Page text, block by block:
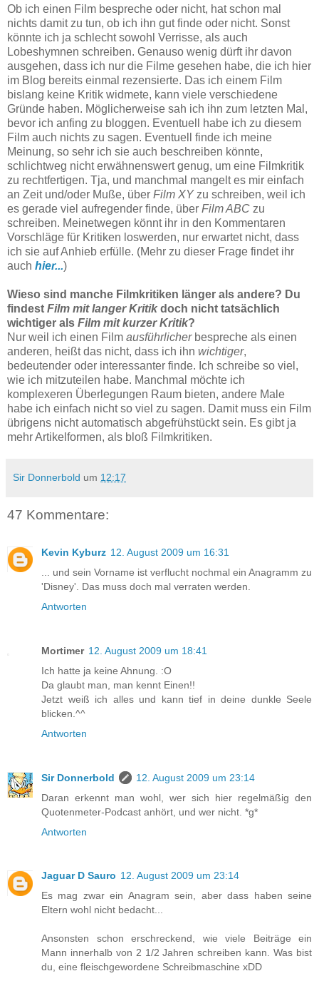
Ob ich einen Film bespreche oder nicht, hat schon mal
nichts damit zu tun, ob ich ihn gut finde oder nicht. Sonst
könnte ich ja schlecht sowohl Verrisse, als auch
Lobeshymnen schreiben. Genauso wenig dürft ihr davon
ausgehen, dass ich nur die Filme gesehen habe, die ich hier
im Blog bereits einmal rezensierte. Das ich einem Film
bislang keine Kritik widmete, kann viele verschiedene
Gründe haben. Möglicherweise sah ich ihn zum letzten Mal,
bevor ich anfing zu bloggen. Eventuell habe ich zu diesem
Film auch nichts zu sagen. Eventuell finde ich meine
Meinung, so sehr ich sie auch beschreiben könnte,
schlichtweg nicht erwähnenswert genug, um eine Filmkritik
zu rechtfertigen. Tja, und manchmal mangelt es mir einfach
an Zeit und/oder Muße, über Film XYzu schreiben, weil ich
es gerade viel aufregender finde, über Film ABC zu
schreiben. Meinetwegen könnt ihr in den Kommentaren
Vorschläge für Kritiken loswerden, nur erwartet nicht, dass
ich sie auf Anhieb erfülle. (Mehr zu dieser Frage findet ihr
auch hier...)
Wieso sind manche Filmkritiken länger als andere? Du
findest Film mit langer Kritik doch nicht tatsächlich
wichtiger als Film mit kurzer Kritik?
Nur weil ich einen Film ausführlicherbespreche als einen
anderen, heißt das nicht, dass ich ihn wichtiger,
bedeutender oder interessanter finde. Ich schreibe so viel,
wie ich mitzuteilen habe. Manchmal möchte ich
komplexeren Überlegungen Raum bieten, andere Male
habe ich einfach nicht so viel zu sagen. Damit muss ein Film
übrigens nicht automatisch abgefrühstückt sein. Es gibt ja
mehr Artikelformen, als bloß Filmkritiken.
Sir Donnerbold um 12:17
47 Kommentare:
Kevin Kyburz 12. August 2009 um 16:31
... und sein Vorname ist verflucht nochmal ein Anagramm zu
'Disney'. Das muss doch mal verraten werden.
Antworten
Mortimer 12. August 2009 um 18:41
Ich hatte ja keine Ahnung. :O
Da glaubt man, man kennt Einen!!
Jetzt weiß ich alles und kann tief in deine dunkle Seele
blicken.^^
Antworten
Sir Donnerbold
12. August 2009 um 23:14
Daran erkennt man wohl, wer sich hier regelmäßig den
Quotenmeter-Podcast anhört, und wer nicht. *g*
Antworten
Jaguar D Sauro 12. August 2009 um 23:14
Es mag zwar ein Anagram sein, aber dass haben seine
Eltern wohl nicht bedacht...
Ansonsten schon erschreckend, wie viele Beiträge ein
Mann innerhalb von 2 1/2 Jahren schreiben kann. Was bist
du, eine fleischgewordene Schreibmaschine xDD